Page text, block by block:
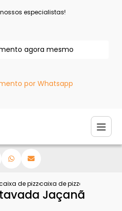
especialistas!
agora mesmo
por Whatsapp
de pizza atacado
caixa de pizza oitavada
Jaçanã